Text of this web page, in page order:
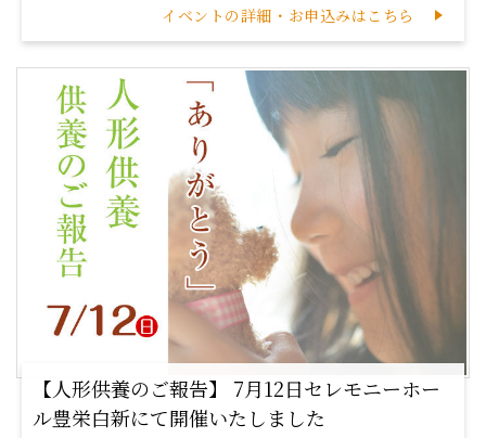
イベントの詳細・お申込みはこちら
【人形供養のご報告】 7月12日セレモニーホー
ル豊栄白新にて開催いたしました